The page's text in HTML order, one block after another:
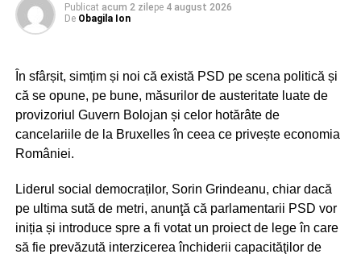
„PSD și AUR aveau deciziile luate la sediile de partid,
Concret, reprezentanții ministerului au spus că nu se
dorește închiderea capacităților de producție energie
pe cărbune și că există o singură situație, la Govora,
unde cei 100 MW obținuți din cărbune se pot înlocui
cu energie produsă din gaze naturale. Ministerul
Energiei a avertizat că, dacă amendamentele trec
ajungem în situația de a avea PNRR-ul blocat și banii
pierduți din fonduri europene”, a adăugat Aurelian
Cotinescu – deputat PNL de Dâmbovița.
Publicat acum 2 zilepe 4 august 2026
De Obagila Ion
În sfârșit, simțim și noi că există PSD pe scena politică și
că se opune, pe bune, măsurilor de austeritate luate de
provizoriul Guvern Bolojan și celor hotărâte de
cancelariile de la Bruxelles în ceea ce privește economia
României.
Liderul social democraților, Sorin Grindeanu, chiar dacă
pe ultima sută de metri, anunţă că parlamentarii PSD vor
iniția și introduce spre a fi votat un proiect de lege în care
să fie prevăzută interzicerea închiderii capacităţilor de